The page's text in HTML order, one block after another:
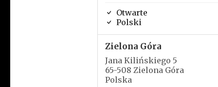
Otwarte
Polski
Zielona Góra
Jana Kilińskiego 5
65-508 Zielona Góra
Polska